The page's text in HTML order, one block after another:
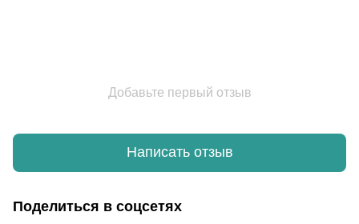
Добавьте первый отзыв
Написать отзыв
Поделиться в соцсетях